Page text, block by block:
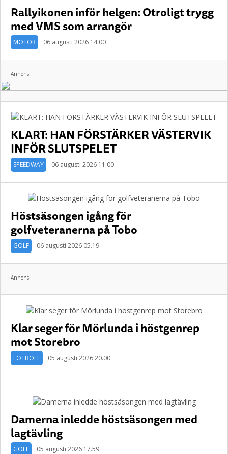
Rallyikonen inför helgen: Otroligt trygg
med VMS som arrangör
MOTOR 06 augusti 2026 14.00
Annons:
KLART: HAN FÖRSTÄRKER VÄSTERVIK
INFÖR SLUTSPELET
SPEEDWAY 06 augusti 2026 11.00
Höstsäsongen igång för
golfveteranerna på Tobo
GOLF 06 augusti 2026 05.19
Annons:
Klar seger för Mörlunda i höstgenrep
mot Storebro
FOTBOLL 05 augusti 2026 20.00
Damerna inledde höstsäsongen med
lagtävling
GOLF 05 augusti 2026 17.59